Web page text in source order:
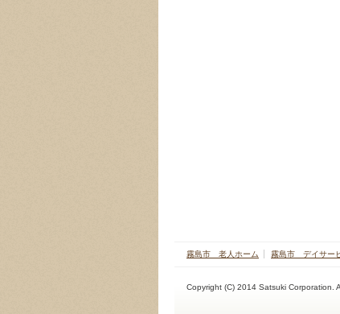
霧島市 老人ホーム 霧島市 デイサー
Copyright (C) 2014 Satsuki Corporation.